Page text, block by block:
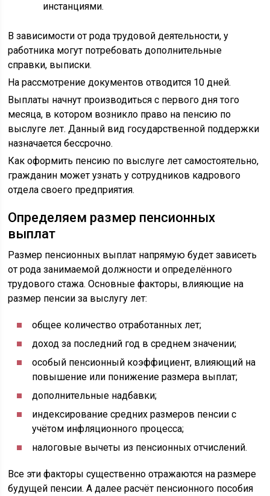
инстанциями.
В зависимости от рода трудовой деятельности, у
работника могут потребовать дополнительные
справки, выписки.
На рассмотрение документов отводится 10 дней.
Выплаты начнут производиться с первого дня того
месяца, в котором возникло право на пенсию по
выслуге лет. Данный вид государственной поддержки
назначается бессрочно.
Как оформить пенсию по выслуге лет самостоятельно,
гражданин может узнать у сотрудников кадрового
отдела своего предприятия.
Определяем размер пенсионных
выплат
Размер пенсионных выплат напрямую будет зависеть
от рода занимаемой должности и определённого
трудового стажа. Основные факторы, влияющие на
размер пенсии за выслугу лет:
общее количество отработанных лет;
доход за последний год в среднем значении;
особый пенсионный коэффициент, влияющий на
повышение или понижение размера выплат;
дополнительные надбавки;
индексирование средних размеров пенсии с
учётом инфляционного процесса;
налоговые вычеты из пенсионных отчислений.
Все эти факторы существенно отражаются на размере
будущей пенсии. А далее расчёт пенсионного пособия